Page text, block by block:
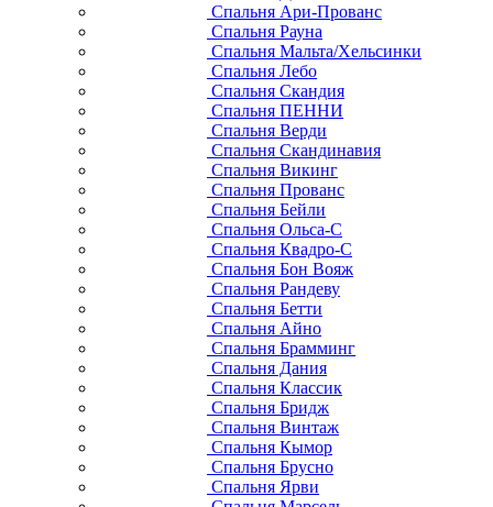
Спальня Ари-Прованс
Спальня Рауна
Спальня Мальта/Хельсинки
Спальня Лебо
Спальня Скандия
Спальня ПЕННИ
Спальня Верди
Спальня Скандинавия
Спальня Викинг
Спальня Прованс
Спальня Бейли
Спальня Ольса-С
Спальня Квадро-С
Спальня Бон Вояж
Спальня Рандеву
Спальня Бетти
Спальня Айно
Спальня Брамминг
Спальня Дания
Спальня Классик
Спальня Бридж
Спальня Винтаж
Спальня Кымор
Спальня Брусно
Спальня Ярви